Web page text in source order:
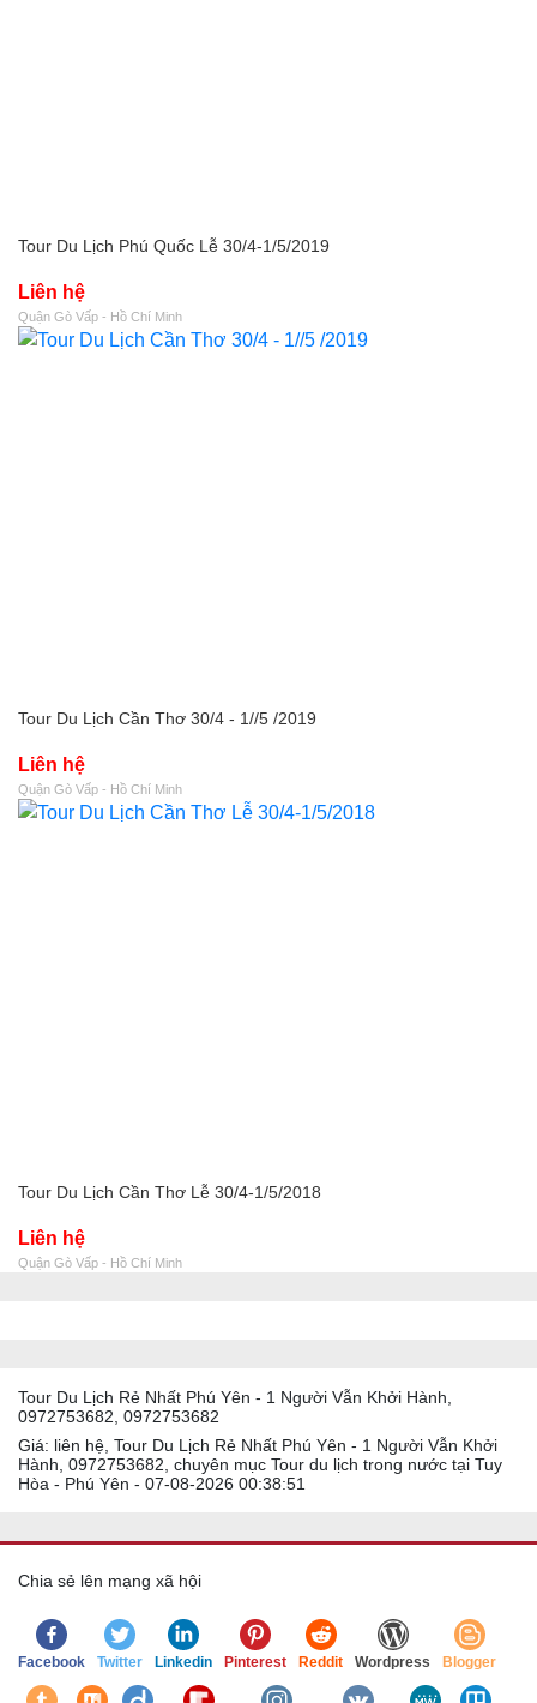
Tour Du Lịch Phú Quốc Lễ 30/4-1/5/2019
Liên hệ
Quận Gò Vấp - Hồ Chí Minh
Tour Du Lịch Cần Thơ 30/4 - 1//5 /2019
Liên hệ
Quận Gò Vấp - Hồ Chí Minh
Tour Du Lịch Cần Thơ Lễ 30/4-1/5/2018
Liên hệ
Quận Gò Vấp - Hồ Chí Minh
Tour Du Lịch Rẻ Nhất Phú Yên - 1 Người Vẫn Khởi Hành,
0972753682, 0972753682
Giá: liên hệ, Tour Du Lịch Rẻ Nhất Phú Yên - 1 Người Vẫn Khởi
Hành, 0972753682, chuyên mục Tour du lịch trong nước tại Tuy
Hòa - Phú Yên - 07-08-2026 00:38:51
Chia sẻ lên mạng xã hội
Facebook Twitter Linkedin Pinterest Reddit Wordpress Blogger